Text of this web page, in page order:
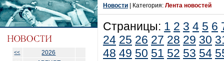
<< 2026
Новости | Категория: Лента новостей
Страницы: 1 2 3 4 5 6
24 25 26 27 28 29 30
48 49 50 51 52 53 54